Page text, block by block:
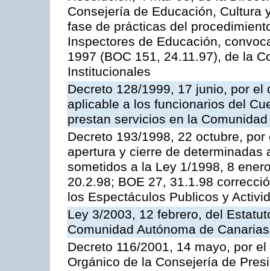
Consejería de Educación, Cultura
fase de prácticas del
Inspectores de Educación,
1997 (BOC 151, 24.11.97), de la
Institucionales
Decreto 128/1999, 17 junio, por
aplicable a los funcionarios del
prestan servicios en la
Decreto 193/1998, 22 octubre,
apertura y cierre de
sometidos a la Ley 1/1998, 8
20.2.98; BOE 27, 31.1.98
los Espectáculos Publicos y
Ley 3/2003, 12 febrero, del
Comunidad Autónoma de Canarias
Decreto 116/2001, 14 mayo, por
Orgánico de la Consejería de